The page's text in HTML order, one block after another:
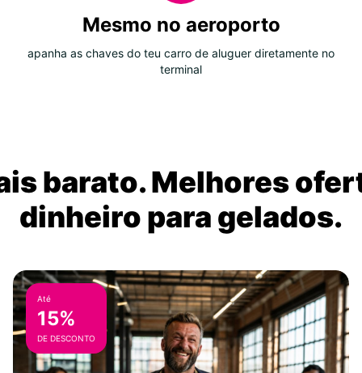
Mesmo no aeroporto
apanha as chaves do teu carro de aluguer diretamente no
terminal
barato. Melhores
dinheiro para gelados.
Até
15%
DE DESCONTO